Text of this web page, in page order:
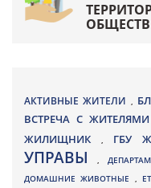
АКТИВНЫЕ ЖИТЕЛИ ,
ВСТРЕЧА С
ЖИЛИЩНИК
, ГБУ
УПРАВЫ,
ДОМАШНИЕ ЖИВОТНЫЕ ,